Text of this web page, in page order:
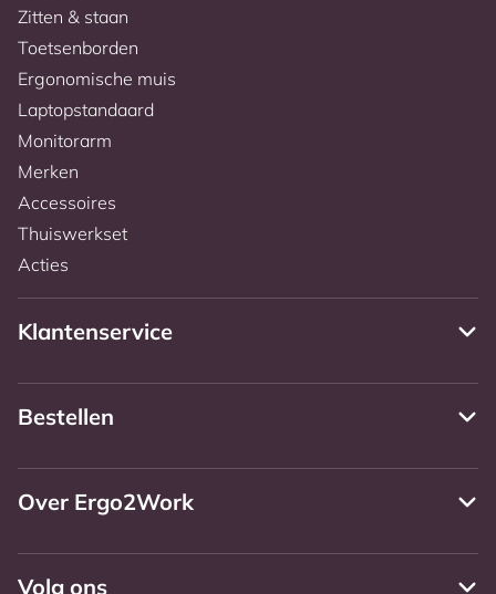
Zitten & staan
Toetsenborden
Ergonomische muis
Laptopstandaard
Monitorarm
Merken
Accessoires
Thuiswerkset
Acties
Klantenservice
Bestellen
Over Ergo2Work
Volg ons